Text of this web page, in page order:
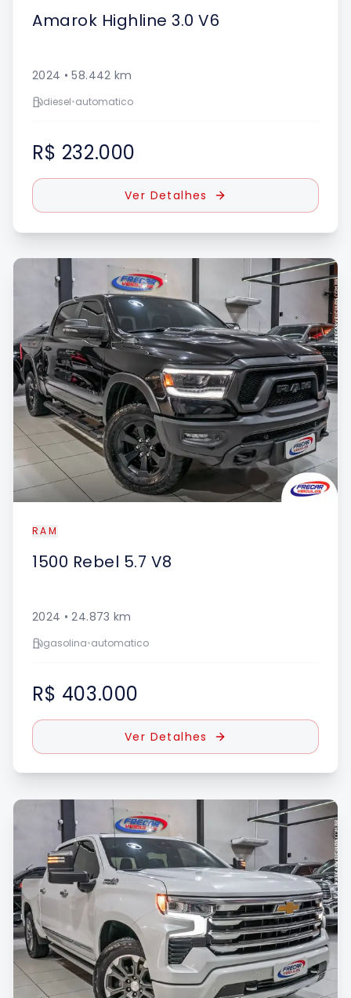
Amarok Highline 3.0 V6
2024 •58.442 km
diesel•automatico
R$ 232.000
Ver Detalhes
RAM
1500 Rebel 5.7 V8
2024 •24.873 km
gasolina•automatico
R$ 403.000
Ver Detalhes